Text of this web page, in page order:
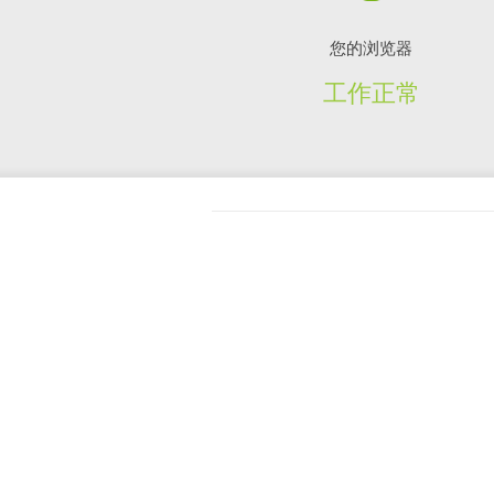
您的浏览器
工作正常